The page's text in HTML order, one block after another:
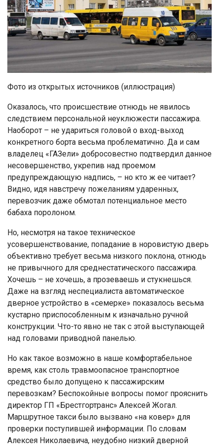
Фото из открытых источников (иллюстрация)
Оказалось, что происшествие отнюдь не явилось
следствием персональной неуклюжести пассажира.
Наоборот – не удариться головой о вход-выход
конкретного борта весьма проблематично. Да и сам
владелец «ГАЗели» добросовестно подтвердил данное
несовершенство, укрепив над проемом
предупреждающую надпись, – но кто ж ее читает?
Видно, идя навстречу пожеланиям ударенных,
перевозчик даже обмотал потенциальное место
бабаха поролоном.
Но, несмотря на такое техническое
усовершенствование, попадание в норовистую дверь
объективно требует весьма низкого поклона, отнюдь
не привычного для среднестатического пассажира.
Хочешь – не хочешь, а прозеваешь и стукнешься.
Даже на взгляд неспециалиста автоматическое
дверное устройство в «семерке» показалось весьма
кустарно приспособленным к изначально ручной
конструкции. Что-то явно не так с этой выступающей
над головами приводной панелью.
Но как такое возможно в наше комфортабельное
время, как столь травмоопасное транспортное
средство было допущено к пассажирским
перевозкам? Беспокойные вопросы помог прояснить
директор ГП «Брестгортранс» Алексей Жогал.
Маршрутное такси было вызвано «на ковер» для
проверки поступившей информации. По словам
Алексея Николаевича, неудобно низкий дверной